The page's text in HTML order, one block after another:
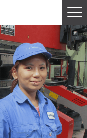
Recruit
採用トップページ
Person
人を知る
Environment